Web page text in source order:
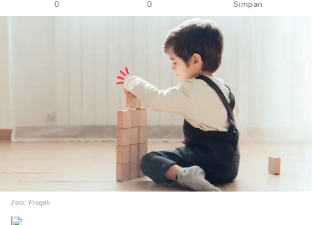
0 0 Simpan
Foto: Freepik